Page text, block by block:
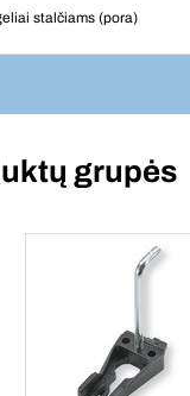
stalčiams (pora)
grupės